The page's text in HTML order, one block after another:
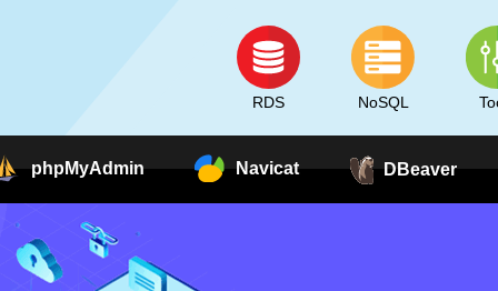
RDS NoSQL
phpMyAdmin Navicat DBeaver